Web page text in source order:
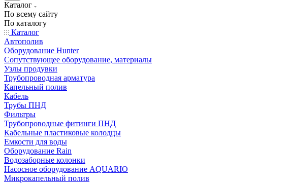
Каталог
По всему сайту
По каталогу
Каталог
Автополив
Оборудование Hunter
Сопутствующее оборудование, материалы
Узлы продувки
Трубопроводная арматура
Капельный полив
Кабель
Трубы ПНД
Фильтры
Трубопроводные фитинги ПНД
Кабельные пластиковые колодцы
Емкости для воды
Оборудование Rain
Водозаборные колонки
Насосное оборудование AQUARIO
Микрокапельный полив